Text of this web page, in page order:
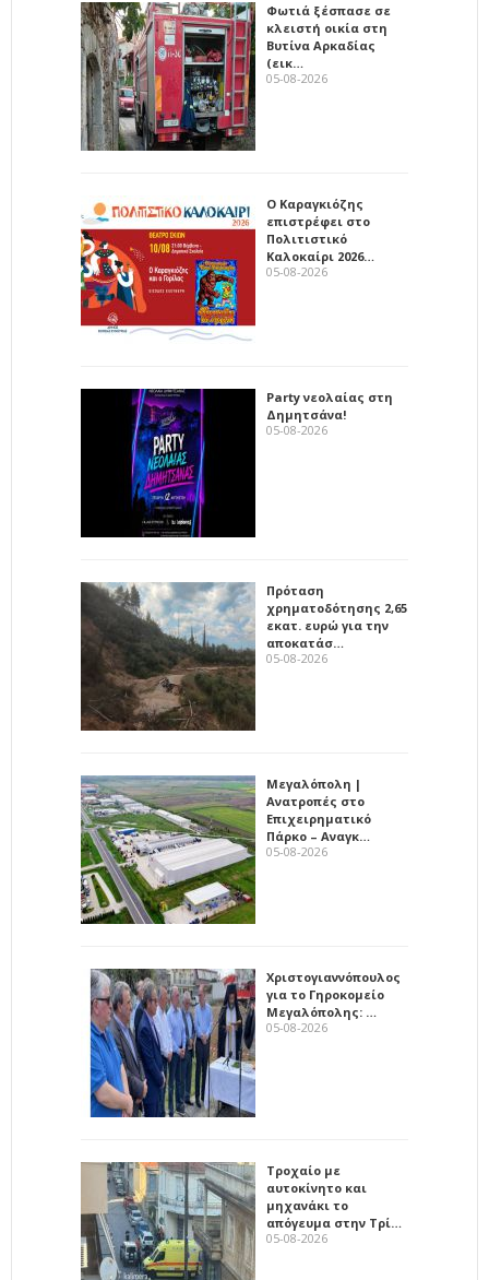
Φωτιά ξέσπασε σε
κλειστή οικία στη
Βυτίνα Αρκαδίας
(εικ…
05-08-2026
Ο Καραγκιόζης
επιστρέφει στο
Πολιτιστικό
Καλοκαίρι 2026…
05-08-2026
Party νεολαίας στη
Δημητσάνα!
05-08-2026
Πρόταση
χρηματοδότησης 2,65
εκατ. ευρώ για την
αποκατάσ…
05-08-2026
Μεγαλόπολη |
Ανατροπές στο
Επιχειρηματικό
Πάρκο – Αναγκ…
05-08-2026
Χριστογιαννόπουλος
για το Γηροκομείο
Μεγαλόπολης: …
05-08-2026
Τροχαίο με
αυτοκίνητο και
μηχανάκι το
απόγευμα στην Τρί…
05-08-2026